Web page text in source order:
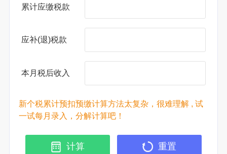
累计应缴税款
应补(退)税款
本月税后收入
新个税累计预扣预缴计算方法太复杂，很难理解 , 试
一试每月录入，分解计算吧！
计算 重置